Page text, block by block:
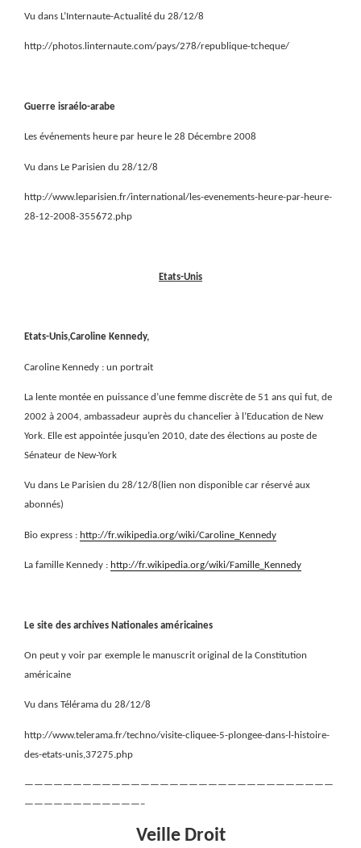
Vu dans L’Internaute-Actualité du 28/12/8
http://photos.linternaute.com/pays/278/republique-tcheque/
Guerre israélo-arabe
Les événements heure par heure le 28 Décembre 2008
Vu dans Le Parisien du 28/12/8
http://www.leparisien.fr/international/les-evenements-heure-par-heure-
28-12-2008-355672.php
Etats-Unis
Etats-Unis,Caroline Kennedy,
Caroline Kennedy : un portrait
La lente montée en puissance d’une femme discrète de 51 ans qui fut, de
2002 à 2004, ambassadeur auprès du chancelier à l’Education de New
York. Elle est appointée jusqu’en 2010, date des élections au poste de
Sénateur de New-York
Vu dans Le Parisien du 28/12/8(lien non disponible car réservé aux
abonnés)
Bio express : http://fr.wikipedia.org/wiki/Caroline_Kennedy
La famille Kennedy : http://fr.wikipedia.org/wiki/Famille_Kennedy
Le site des archives Nationales américaines
On peut y voir par exemple le manuscrit original de la Constitution
américaine
Vu dans Télérama du 28/12/8
http://www.telerama.fr/techno/visite-cliquee-5-plongee-dans-l-histoire-
des-etats-unis,37275.php
————————————————————————————————
————————————–
Veille Droit